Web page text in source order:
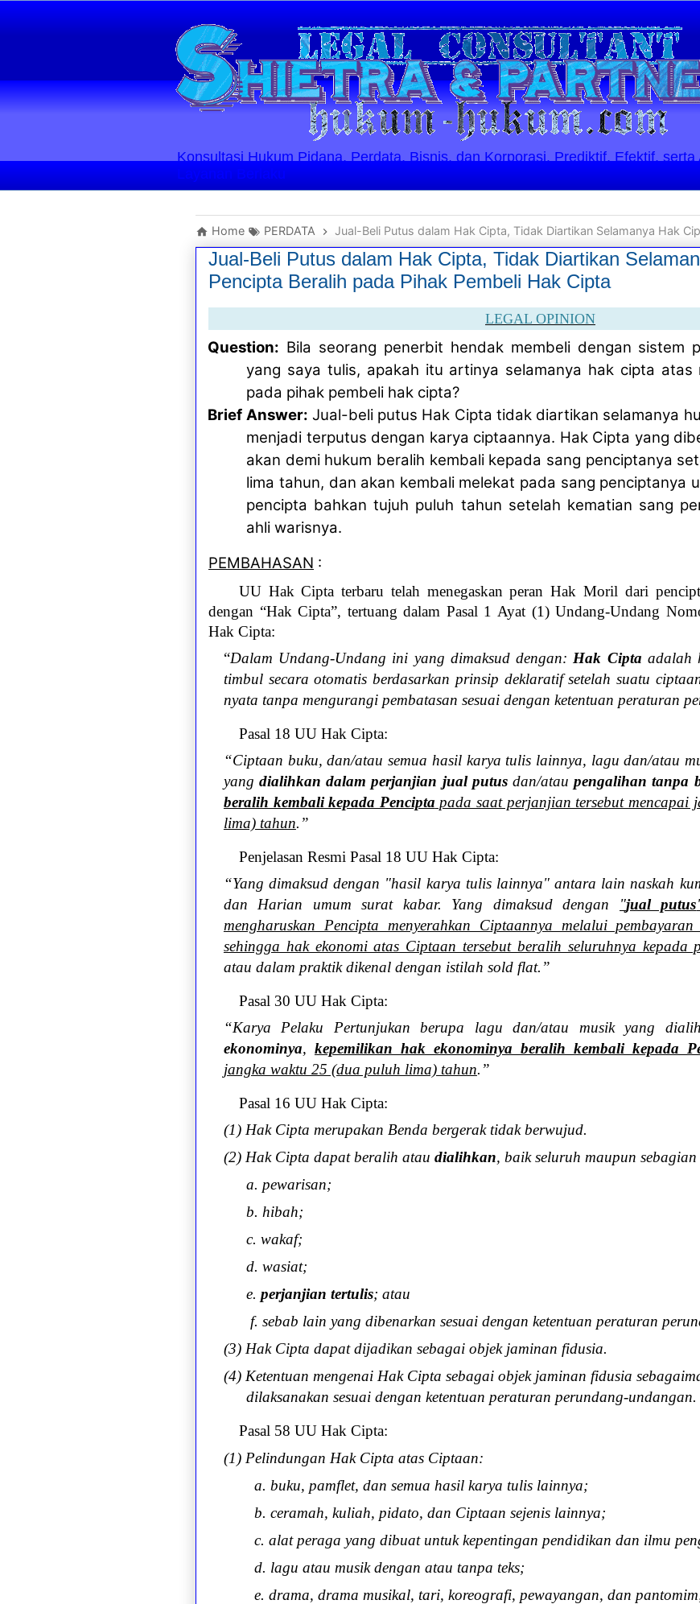
Konsultasi Hukum Pidana, Perdata, Bisnis, dan Korporasi. Prediktif, Efektif,
Layanan Berlaku
Home PERDATA Jual-Beli Putus dalam Hak Cipta, Tidak Diartikan Selamanya Hak Cipta
Jual-Beli Putus dalam Hak Cipta, Tidak Diartikan
Pencipta Beralih pada Pihak Pembeli Hak Cipta
LEGAL OPINION
Question: Bila seorang penerbit hendak membeli dengan sistem
yang saya tulis, apakah itu artinya selamanya hak cipta atas
pada pihak pembeli hak cipta?
Brief Answer: Jual-beli putus Hak Cipta tidak diartikan selamanya
menjadi terputus dengan karya ciptaannya. Hak Cipta yang
akan demi hukum beralih kembali kepada sang penciptanya
lima tahun, dan akan kembali melekat pada sang penciptanya
pencipta bahkan tujuh puluh tahun setelah kematian sang
ahli warisnya.
PEMBAHASAN :
UU Hak Cipta terbaru telah menegaskan peranHak Moril dari
dengan “Hak Cipta”, tertuang dalam Pasal 1 Ayat (1) Undang-Undang
Hak Cipta:
“Dalam Undang-Undang ini yang dimaksud dengan: Hak Cipta adalah
timbul secara otomatis berdasarkan prinsip deklaratif setelah suatu
nyata tanpa mengurangi pembatasan sesuai dengan ketentuan peraturan
Pasal 18 UU Hak Cipta:
“Ciptaan buku, dan/atau semua hasil karya tulis lainnya, lagu dan/atau
yangdialihkan dalam perjanjian jual putusdan/ataupengalihan tanpa
beralih kembali kepada Pencipta pada saat perjanjian tersebut mencapai
lima) tahun.”
Penjelasan Resmi Pasal 18 UU Hak Cipta:
“Yang dimaksud dengan "hasil karya tulis lainnya" antara lain naskah
dan Harian umum surat kabar. Yang dimaksud dengan "jual putus
mengharuskan Pencipta menyerahkan Ciptaannya melalui
sehingga hak ekonomi atas Ciptaan tersebut beralih seluruhnya kepada
atau dalam praktik dikenal dengan istilah sold flat.”
Pasal 30 UU Hak Cipta:
“Karya Pelaku Pertunjukan berupa lagu dan/atau musik yang
ekonominya, kepemilikan hak ekonominya beralih kembali kepada
jangka waktu 25 (dua puluh lima) tahun.”
Pasal 16 UU Hak Cipta:
(1) Hak Cipta merupakan Benda bergerak tidak berwujud.
(2) Hak Cipta dapat beralih atau dialihkan, baik seluruh maupun sebagian
a. pewarisan;
b. hibah;
c. wakaf;
d. wasiat;
e.perjanjian tertulis; atau
f. sebab lain yang dibenarkan sesuai dengan ketentuan peraturan
(3) Hak Cipta dapat dijadikan sebagai objek jaminan fidusia.
(4) Ketentuan mengenai Hak Cipta sebagai objek jaminan fidusia
dilaksanakan sesuai dengan ketentuan peraturan perundang-undangan.
Pasal 58 UU Hak Cipta:
(1) Pelindungan Hak Cipta atas Ciptaan:
a. buku, pamflet, dan semua hasil karya tulis lainnya;
b. ceramah, kuliah, pidato, dan Ciptaan sejenis lainnya;
c. alat peraga yang dibuat untuk kepentingan pendidikan dan ilmu
d. lagu atau musik dengan atau tanpa teks;
e. drama, drama musikal, tari, koreografi, pewayangan, dan